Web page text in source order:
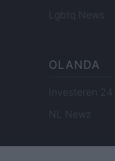
Lgbtq News
OLANDA
Investeren 24
NL Newz